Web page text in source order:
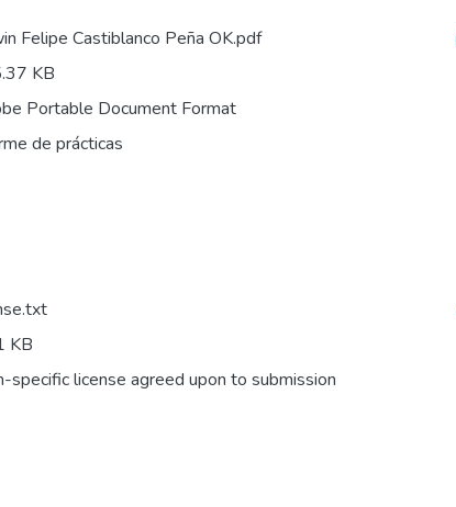
Felipe Castiblanco Peña OK.pdf
KB
Portable Document Format
de prácticas
KB
specific license agreed upon to submission